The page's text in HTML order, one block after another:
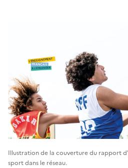
Illustration de la couverture du rapport
sport dans le réseau.